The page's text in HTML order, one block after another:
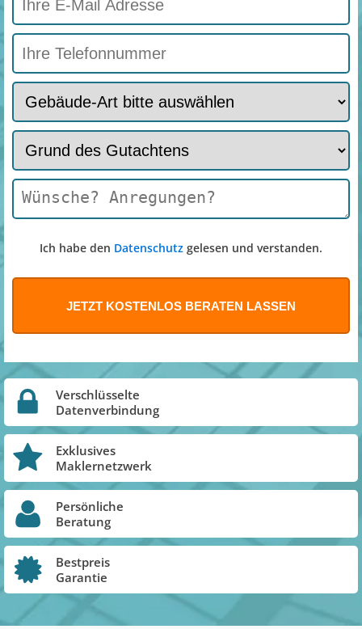
Ich habe den Datenschutz gelesen und verstanden.
Verschlüsselte
Datenverbindung
Exklusives
Maklernetzwerk
Persönliche
Beratung
Bestpreis
Garantie